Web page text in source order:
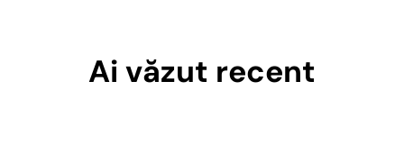
Ai văzut recent